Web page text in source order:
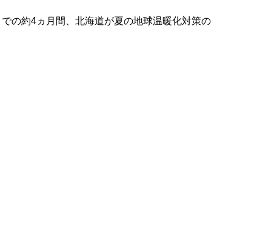
の約4ヵ月間、北海道が夏の地球温暖化対策の